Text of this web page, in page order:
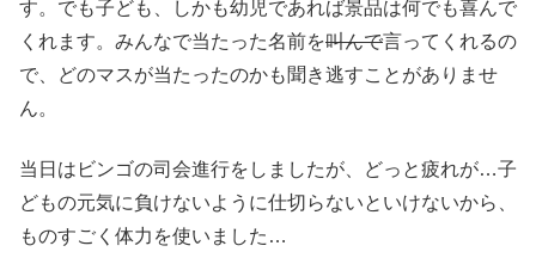
す。でも子ども、しかも幼児であれば景品は何でも喜んで
くれます。みんなで当たった名前を叫んで言ってくれるの
で、どのマスが当たったのかも聞き逃すことがありませ
ん。
当日はビンゴの司会進行をしましたが、どっと疲れが…子
どもの元気に負けないように仕切らないといけないから、
ものすごく体力を使いました…